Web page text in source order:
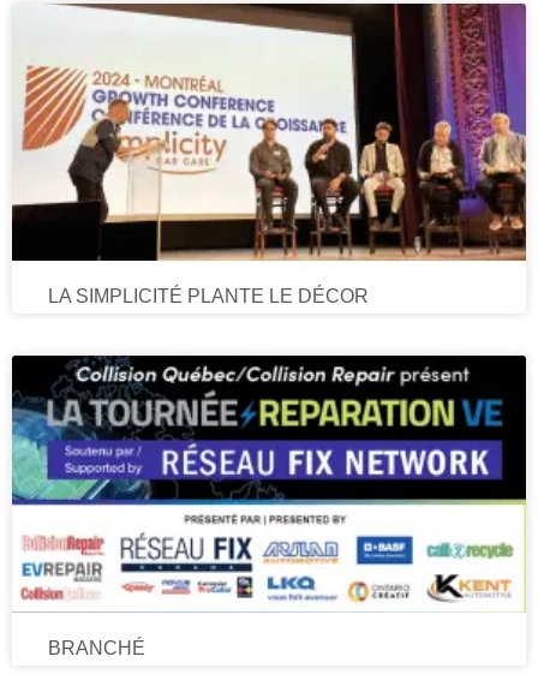
LA SIMPLICITÉ PLANTE LE DÉCOR
BRANCHÉ